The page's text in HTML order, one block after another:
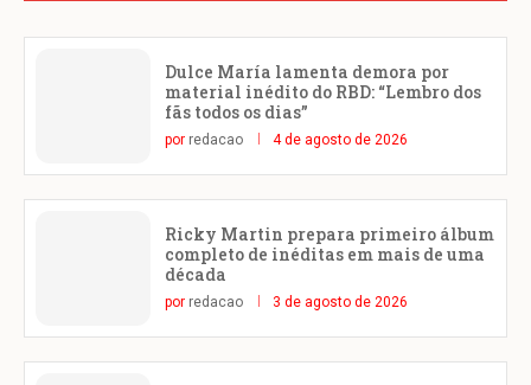
Dulce María lamenta demora por
material inédito do RBD: “Lembro dos
fãs todos os dias”
por redacao 4 de agosto de 2026
Ricky Martin prepara primeiro álbum
completo de inéditas em mais de uma
década
por redacao 3 de agosto de 2026